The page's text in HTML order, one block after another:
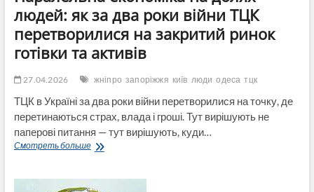
людей: як за два роки війни ТЦК
перетворилися на закритий ринок
готівки та активів
27.04.2026 жніпро запоріжжя київ люди одеса тцк
ТЦК в Україні за два роки війни перетворилися на точку, де
перетинаються страх, влада і гроші. Тут вирішують не
паперові питання — тут вирішують, куди…
Смотреть большеПаралельна
долях